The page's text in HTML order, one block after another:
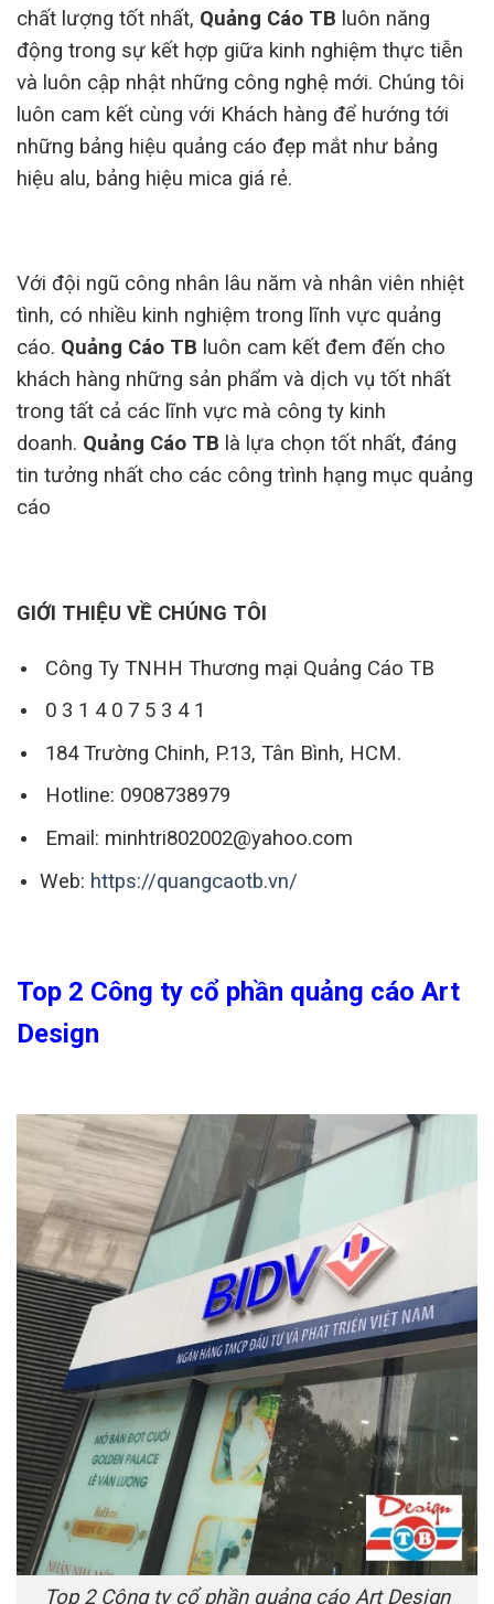
chất lượng tốt nhất, Quảng Cáo TB luôn năng
động trong sự kết hợp giữa kinh nghiệm thực tiễn
và luôn cập nhật những công nghệ mới. Chúng tôi
luôn cam kết cùng với Khách hàng để hướng tới
những bảng hiệu quảng cáo đẹp mắt như bảng
hiệu alu, bảng hiệu mica giá rẻ.
Với đội ngũ công nhân lâu năm và nhân viên nhiệt
tình, có nhiều kinh nghiệm trong lĩnh vực quảng
cáo. Quảng Cáo TB luôn cam kết đem đến cho
khách hàng những sản phẩm và dịch vụ tốt nhất
trong tất cả các lĩnh vực mà công ty kinh
doanh. Quảng Cáo TB là lựa chọn tốt nhất, đáng
tin tưởng nhất cho các công trình hạng mục quảng
cáo
GIỚI THIỆU VỀ CHÚNG TÔI
Công Ty TNHH Thương mại Quảng Cáo TB
0 3 1 4 0 7 5 3 4 1
184 Trường Chinh, P.13, Tân Bình, HCM.
Hotline: 0908738979
Email: minhtri802002@yahoo.com
Web: https://quangcaotb.vn/
Top 2 Công ty cổ phần quảng cáo Art
Design
Top 2 Công ty cổ phần quảng cáo Art Design